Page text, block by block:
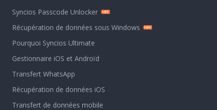
Syncios Passcode Unlocker
Récupération de données sous Windows
Pourquoi Syncios Ultimate
Gestionnaire iOS et Androïd
Transfert WhatsApp
Récupération de données iOS
Transfert de données mobile